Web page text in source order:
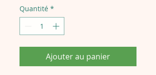
Quantité *
Ajouter au panier